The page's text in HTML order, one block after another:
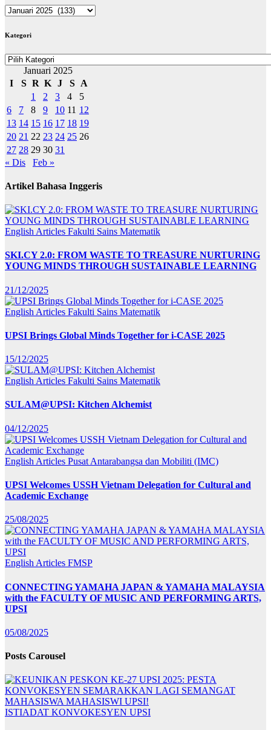
ARKIB
Kategori
Kategori
Januari 2025
I
S R K J S
A
1
2 3 4
5
6
7 8 9 10 11 12
13 14 15 16 17 18 19
20 21 22 23 24 25 26
27 28 29 30 31
« Dis
Feb »
Artikel Bahasa Inggeris
English Articles Fakulti Sains Matematik
SKI.CY 2.0: FROM WASTE TO TREASURE NURTURING
YOUNG MINDS THROUGH SUSTAINABLE LEARNING
21/12/2025
English Articles Fakulti Sains Matematik
UPSI Brings Global Minds Together for i-CASE 2025
15/12/2025
English Articles Fakulti Sains Matematik
SULAM@UPSI: Kitchen Alchemist
04/12/2025
English Articles Pusat Antarabangsa dan Mobiliti (IMC)
UPSI Welcomes USSH Vietnam Delegation for Cultural and
Academic Exchange
25/08/2025
English Articles FMSP
CONNECTING YAMAHA JAPAN & YAMAHA MALAYSIA
with the FACULTY OF MUSIC AND PERFORMING ARTS,
UPSI
05/08/2025
Posts Carousel
ISTIADAT KONVOKESYEN UPSI